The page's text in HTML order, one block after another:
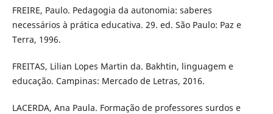
FREIRE, Paulo. Pedagogia da autonomia: saberes
necessários à prática educativa. 29. ed. São Paulo: Paz e
Terra, 1996.
FREITAS, Lilian Lopes Martin da. Bakhtin, linguagem e
educação. Campinas: Mercado de Letras, 2016.
LACERDA, Ana Paula. Formação de professores surdos e